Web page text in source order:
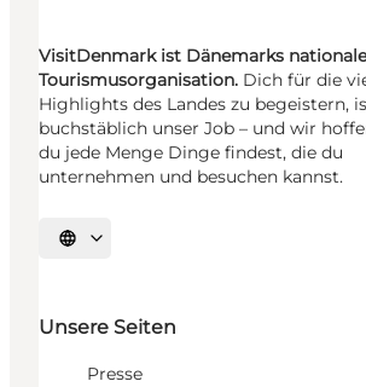
VisitDenmark ist Dänemarks nationale
Tourismusorganisation. Dich für die
Highlights des Landes zu begeistern,
buchstäblich unser Job – und wir
du jede Menge Dinge findest, die du
unternehmen und besuchen kannst.
Sprache auswählen
Unsere Seiten
Presse